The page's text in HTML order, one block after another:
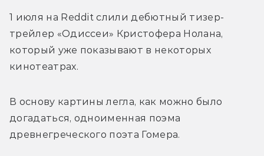
1 июля на Reddit слили дебютный тизер-
трейлер «Одиссеи» Кристофера Нолана,
который уже показывают в некоторых
кинотеатрах.
В основу картины легла, как можно было
догадаться, одноименная поэма
древнегреческого поэта Гомера.